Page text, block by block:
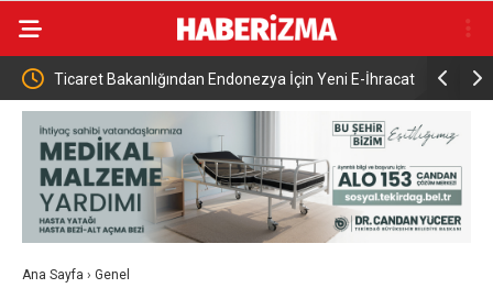
Ticaret Bakanlığından Endonezya İçin Yeni E-İhracat
Rehberi
17.
toprağa
Ana Sayfa › Genel